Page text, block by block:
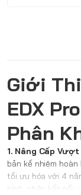
Giới
EDX
Phân
1. Nâng Cấp
bản kế nhiệm
tối ưu hóa với 4
hình, chân kết nối